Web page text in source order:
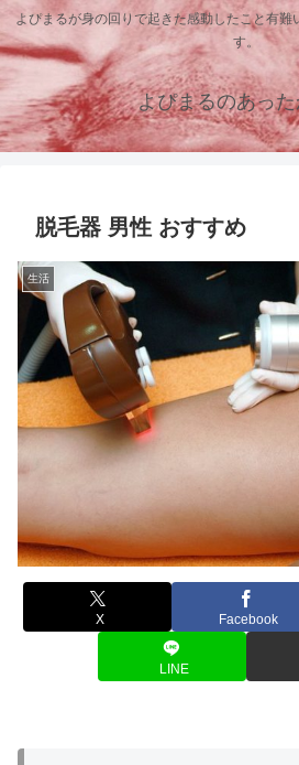
よぴまるが身の回りで起きた感動したこと有難
す。
よぴまるのあっ
脱毛器 男性 おすすめ
生活
X Facebook
LINE